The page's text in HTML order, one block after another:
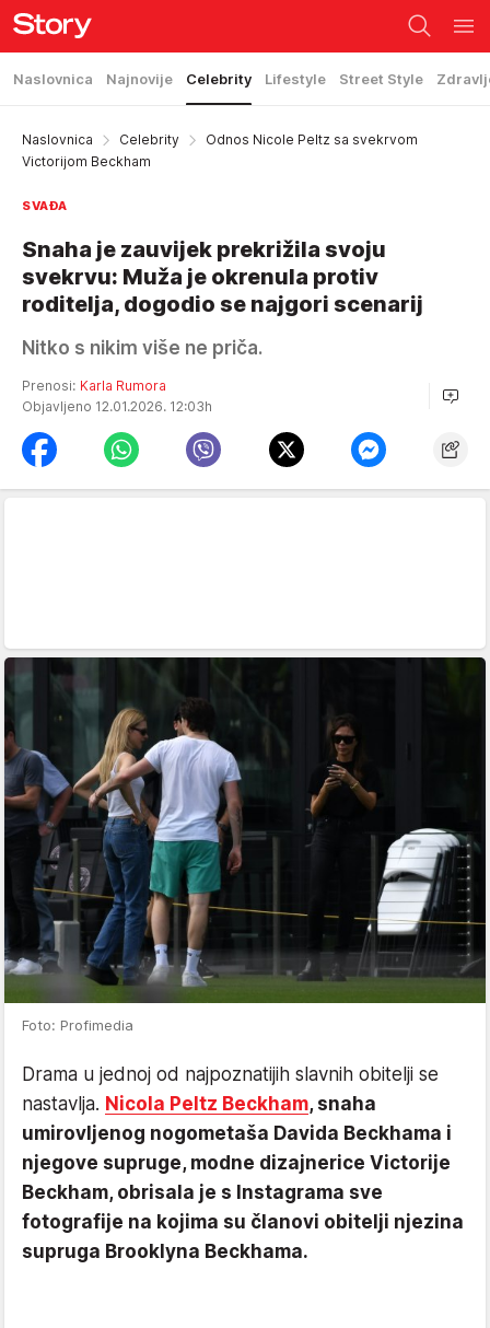
Naslovnica Najnovije Celebrity Lifestyle Street Style
Naslovnica Celebrity
Odnos Nicole Peltz sa svekrvom
Victorijom Beckham
SVAĐA
Snaha je zauvijek prekrižila svoju
svekrvu: Muža je okrenula protiv
roditelja, dogodio se najgori scenarij
Nitko s nikim više ne priča.
Prenosi: Karla Rumora
Objavljeno 12.01.2026. 12:03h
Foto: Profimedia
Drama u jednoj od najpoznatijih slavnih obitelji se
nastavlja. Nicola Peltz Beckham, snaha
umirovljenog nogometaša Davida Beckhama i
njegove supruge, modne dizajnerice Victorije
Beckham, obrisala je s Instagrama sve
fotografije na kojima su članovi obitelji njezina
supruga Brooklyna Beckhama.